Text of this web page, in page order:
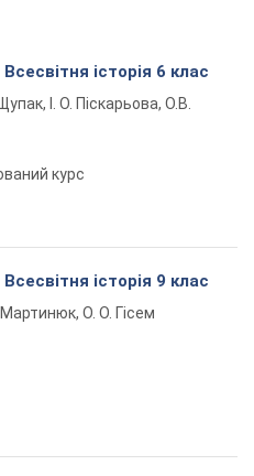
історія 6 клас
Щупак, І. О. Піскарьова, О.В.
курс
історія 9 клас
О. О. Гісем